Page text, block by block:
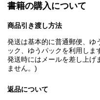
書籍の購入について
商品引き渡し方法
発送は基本的に普通郵便、ゆ
ック、ゆうパックを利用しま
発送時にはメールを差し上げ
ません。)
返品について